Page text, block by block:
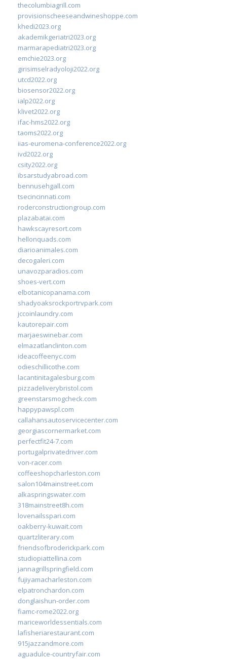
thecolumbiagrill.com
provisionscheeseandwineshoppe.com
khedi2023.org
akademikgeriatri2023.org
marmarapediatri2023.org
emchie2023.org
girisimselradyoloji2022.org
utcd2022.org
biosensor2022.org
ialp2022.org
klivet2022.org
ifac-hms2022.org
taoms2022.org
iias-euromena-conference2022.org
ivd2022.org
csity2022.org
ibsarstudyabroad.com
bennusehgall.com
tsecincinnati.com
roderconstructiongroup.com
plazabatai.com
hawkscayresort.com
hellonquads.com
diarioanimales.com
decogaleri.com
unavozparadios.com
shoes-vert.com
elbotanicopanama.com
shadyoaksrockportrvpark.com
jccoinlaundry.com
kautorepair.com
marjaeswinebar.com
elmazatlanclinton.com
ideacoffeenyc.com
odieschillicothe.com
lacantinitagalesburg.com
pizzadeliverybristol.com
greenstarsmogcheck.com
happypawspl.com
callahansautoservicecenter.com
georgiascornermarket.com
perfectfit24-7.com
portugalprivatedriver.com
von-racer.com
coffeeshopcharleston.com
salon104mainstreet.com
alkaspringswater.com
318mainstreet8h.com
lovenailsspari.com
oakberry-kuwait.com
quartzliterary.com
friendsofbroderickpark.com
studiopiattellina.com
jannagrillspringfield.com
fujiyamacharleston.com
elpatronchardon.com
donglaishun-order.com
fiamc-rome2022.org
mariceworldessentials.com
lafisheriarestaurant.com
915jazzandmore.com
aguadulce-countryfair.com